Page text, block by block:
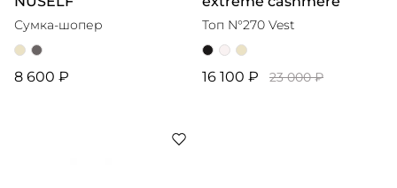
Сумка-шопер
8 600 ₽
Топ N°270 Vest
16 100 ₽ 23 000 ₽